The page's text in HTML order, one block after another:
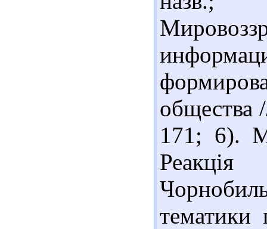
общества
171; 6).